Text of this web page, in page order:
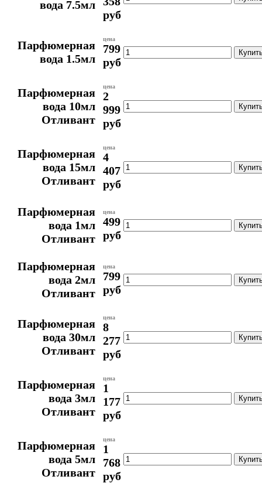
вода 7.5мл
руб
Парфюмерная
вода 1.5мл
цена
799
руб
Парфюмерная
вода 10мл
Отливант
цена
2
999
руб
Парфюмерная
вода 15мл
Отливант
цена
4
407
руб
Парфюмерная
вода 1мл
Отливант
цена
499
руб
Парфюмерная
вода 2мл
Отливант
цена
799
руб
Парфюмерная
вода 30мл
Отливант
цена
8
277
руб
Парфюмерная
вода 3мл
Отливант
цена
1
177
руб
Парфюмерная
вода 5мл
Отливант
цена
1
768
руб